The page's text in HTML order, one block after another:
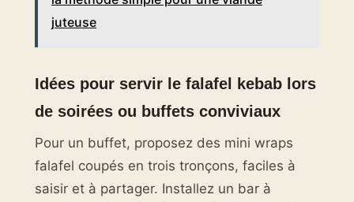
juteuse
Idées pour servir le falafel kebab lors
de soirées ou buffets conviviaux
Pour un buffet, proposez des mini wraps
falafel coupés en trois tronçons, faciles à
saisir et à partager. Installez un bar à